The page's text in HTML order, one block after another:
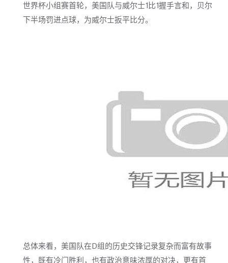
世界杯小组赛首轮，美国队与威尔士1比1握手言和，贝尔
下半场罚进点球，为威尔士扳平比分。
总体来看，美国队在D组的历史交锋记录复杂而富有故事
性，既有冷门胜利，也有政治意味浓厚的对决，更有首